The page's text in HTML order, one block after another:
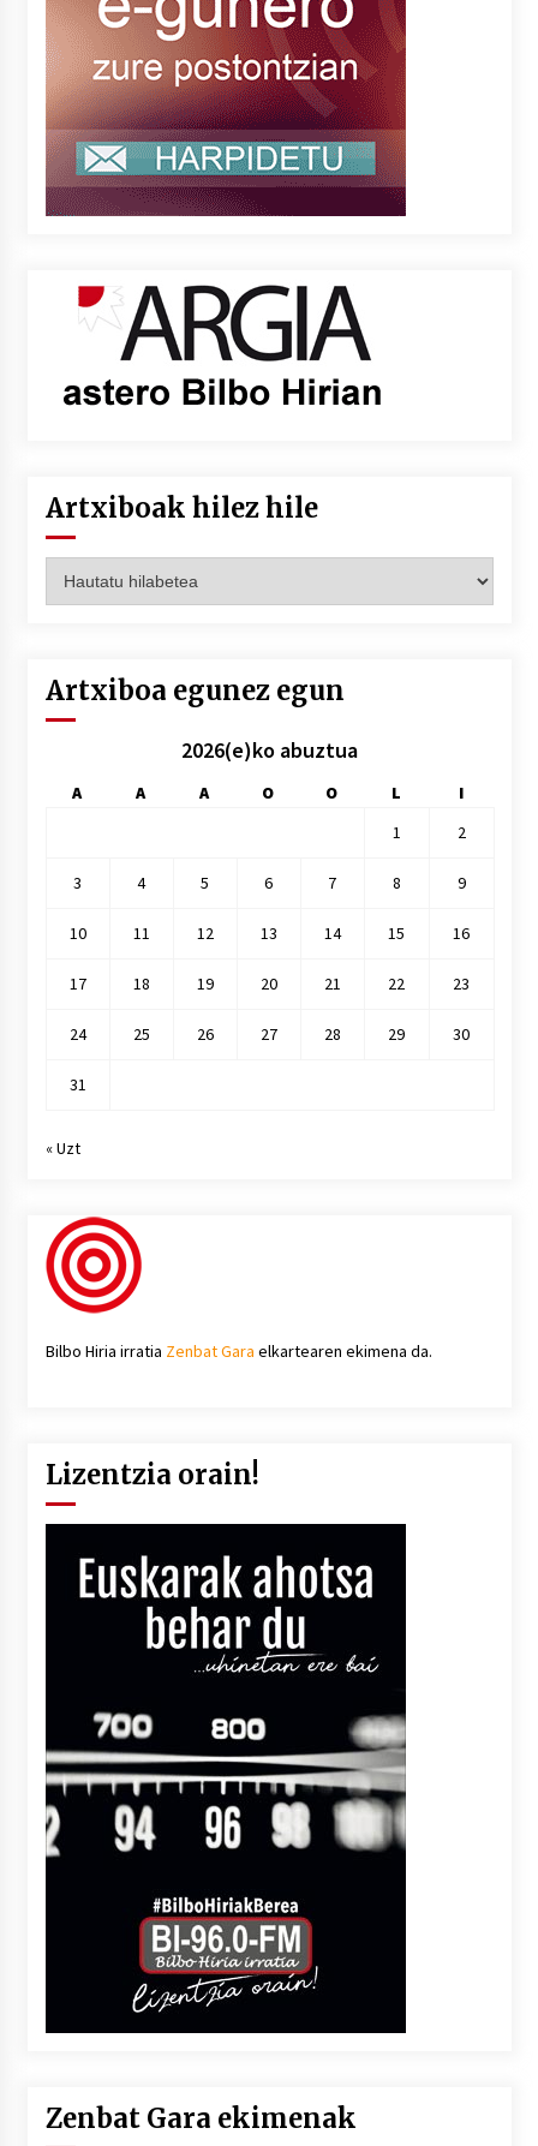
Artxiboak hilez hile
hilez
Artxiboa egunez egun
2026(e)ko abuztua
A A A O O L
I
1
2
3 4 5 6 7 8 9
10 11 12 13 14 15 16
17 18 19 20 21 22 23
24 25 26 27 28 29 30
31
« Uzt
Bilbo Hiria irratia Zenbat Gara elkartearen ekimena da.
Lizentzia orain!
Zenbat Gara ekimenak